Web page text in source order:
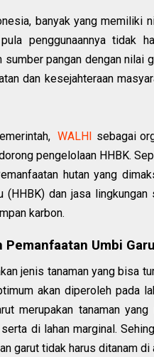
banyak yang memiliki
penggunaannya tidak
sumber pangan dengan
dan kesejahteraan
WALHI sebagai
pengelolaan HHBK.
hutan yang
(HHBK) dan jasa
karbon.
Pemanfaatan Umbi
jenis tanaman yang bisa
akan diperoleh pada
merupakan tanaman
di lahan marginal.
garut tidak harus ditanam